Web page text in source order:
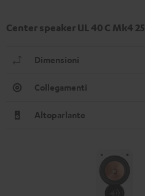
Center speaker UL 40 C Mk4 25
Dimensioni
Collegamenti
Altoparlante